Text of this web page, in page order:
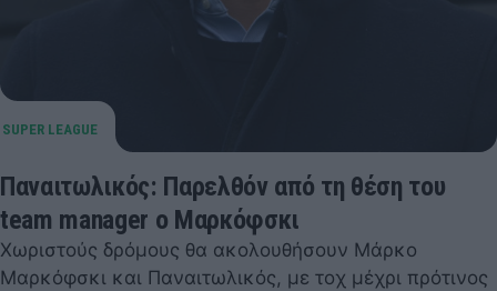
Παναιτωλικός: Παρελθόν από τη θέση του
team manager ο Μαρκόφσκι
Χωριστούς δρόμους θα ακολουθήσουν Μάρκο
Μαρκόφσκι και Παναιτωλικός, με τοχ μέχρι πρότινος